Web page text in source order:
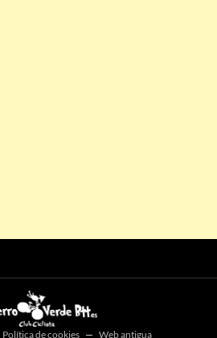
Política de cookies— Web antigua